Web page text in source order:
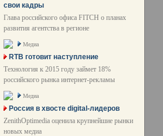
свои кадры
Глава российского офиса FITCH о планах
развития агентства в регионе
Медиа
RTB готовит наступление
Технология к 2015 году займет 18%
российского рынка интернет-рекламы
Медиа
Россия в хвосте digital-лидеров
ZenithOptimedia оценила крупнейшие рынки
новых медиа